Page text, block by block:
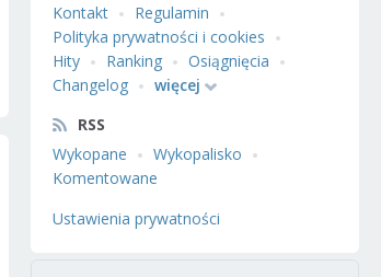
Kontakt
Regulamin
Polityka prywatności i cookies
Hity
Ranking
Osiągnięcia
Changelog
więcej
RSS
Wykopane
Wykopalisko
Komentowane
Ustawienia prywatności